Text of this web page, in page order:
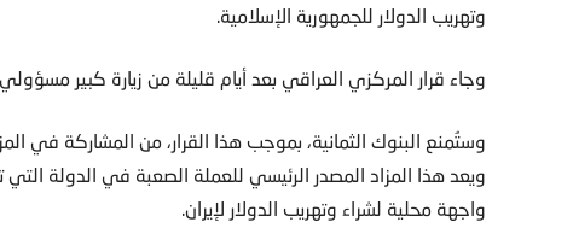
وتهريب الدولار للجمهورية الإسلامية.
وجاء قرار المركزي العراقي بعد أيام قليلة من زيارة كبير
وستُمنع البنوك الثمانية، بموجب هذا القرار، من المشاركة في
ويعد هذا المزاد المصدر الرئيسي للعملة الصعبة في الدولة التي
واجهة محلية لشراء وتهريب الدولار لإيران.